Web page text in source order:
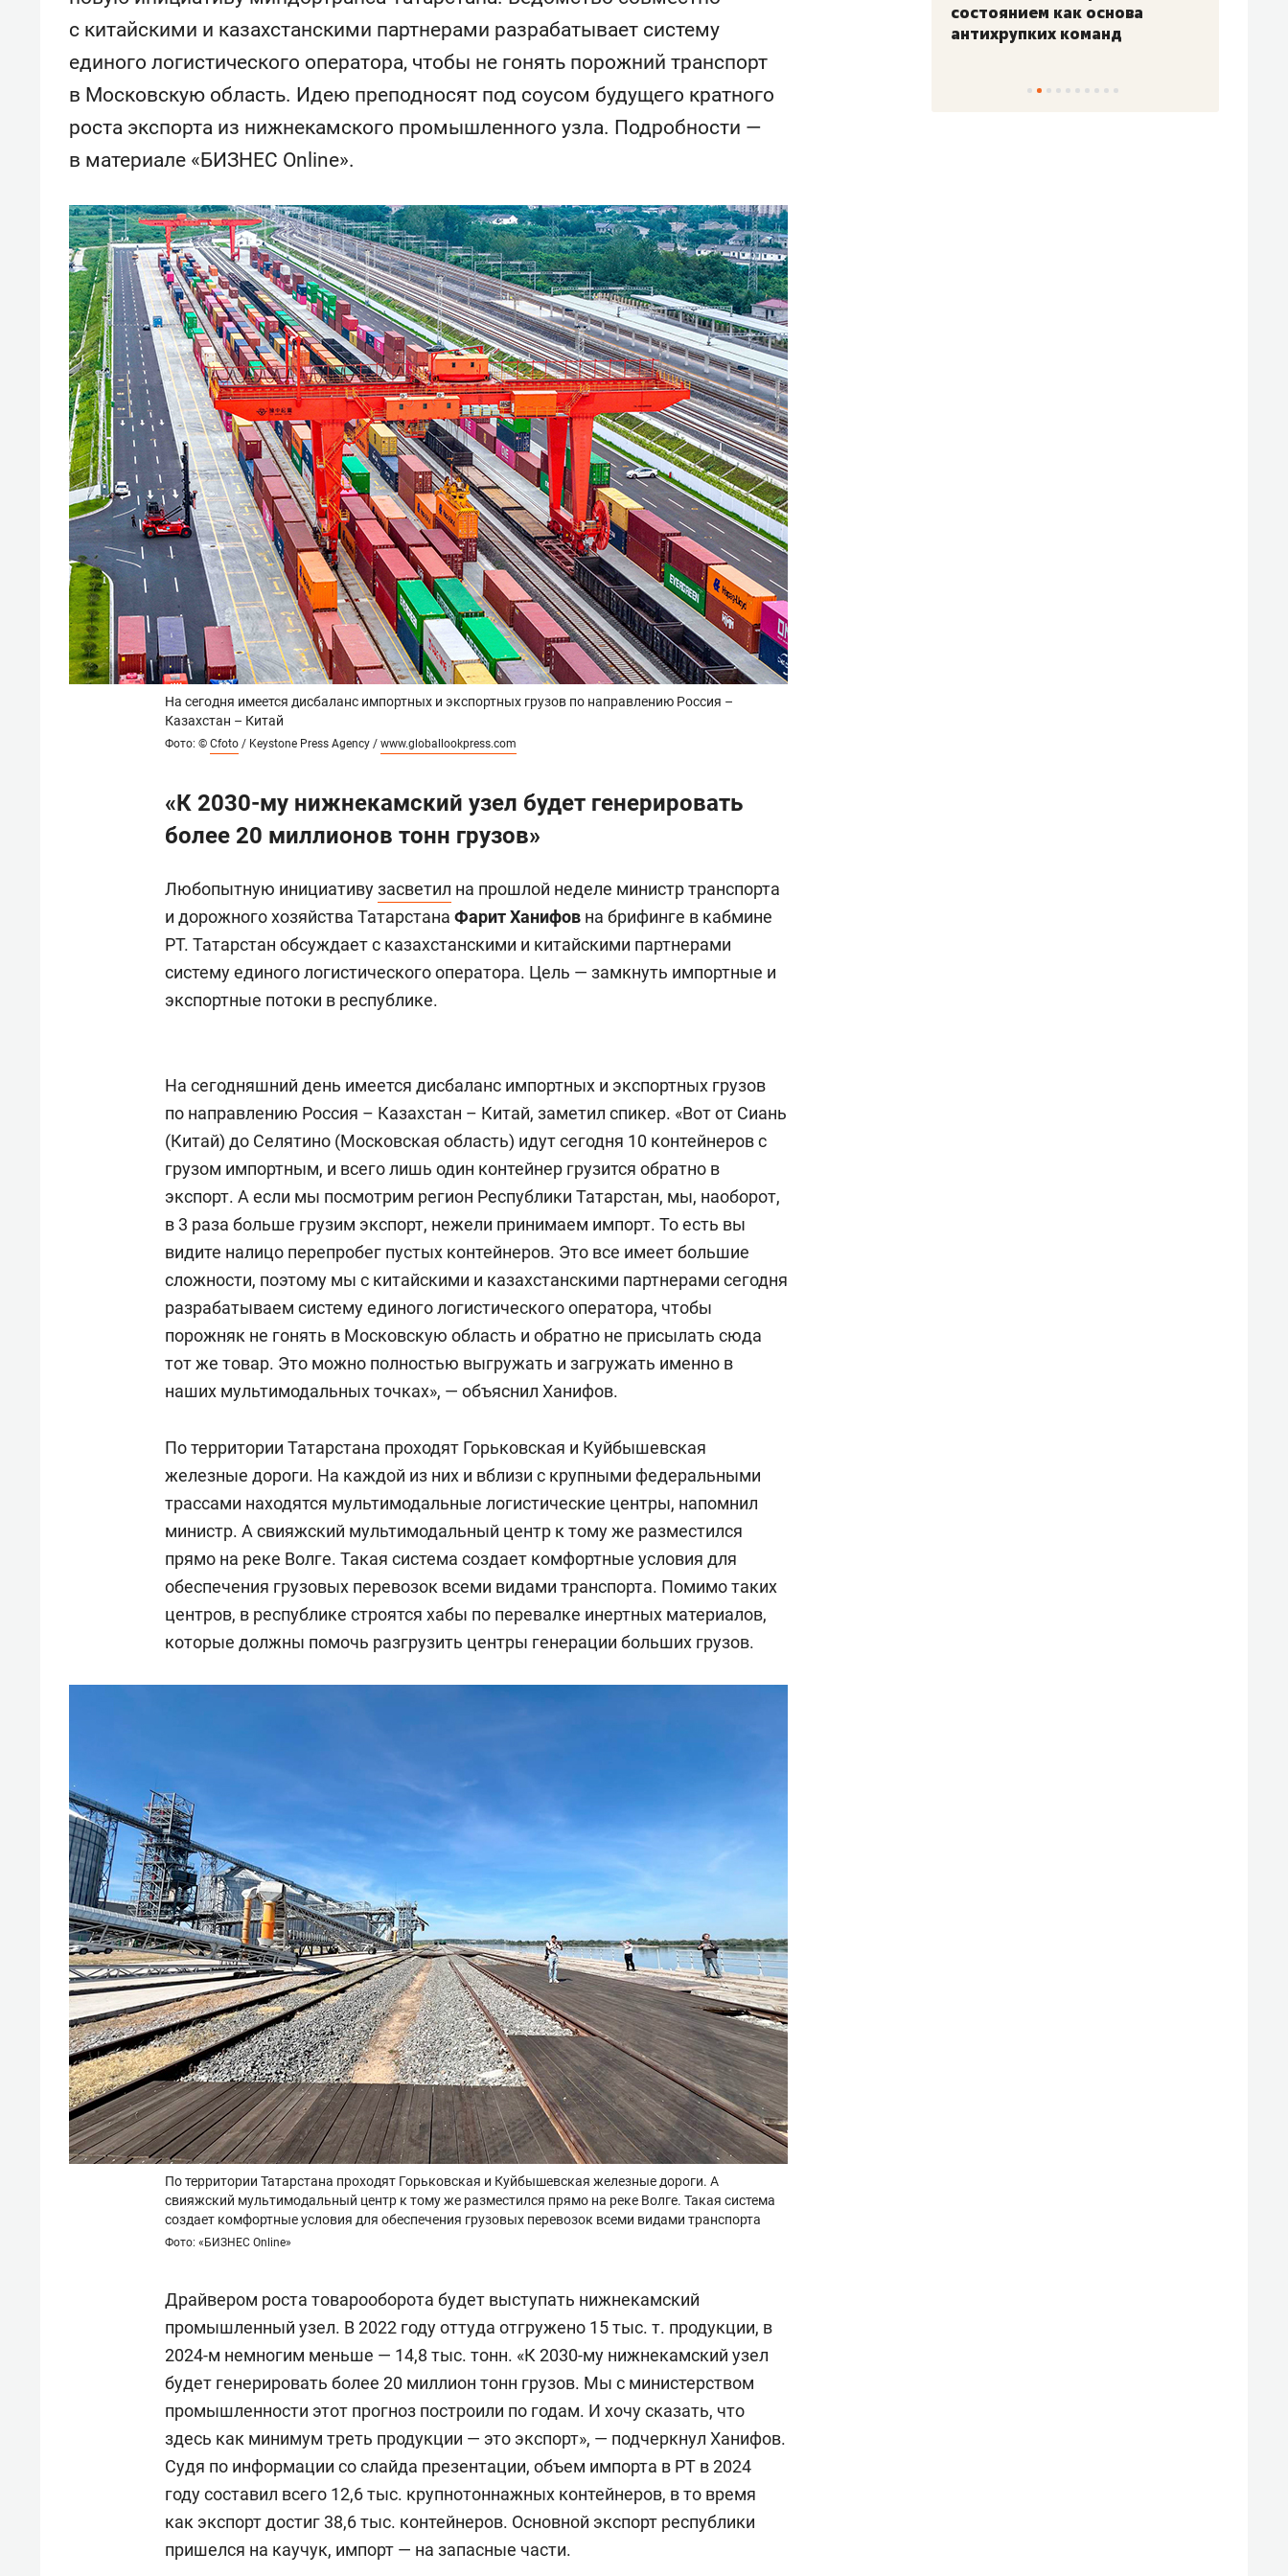
с китайскими и казахстанскими партнерами разрабатывает систему
единого логистического оператора, чтобы не гонять порожний транспорт
в Московскую область. Идею преподносят под соусом будущего кратного
роста экспорта из нижнекамского промышленного узла. Подробности —
в материале «БИЗНЕС Online».
На сегодня имеется дисбаланс импортных и экспортных грузов по направлению Россия –
Казахстан – Китай
Фото: © Cfoto / Keystone Press Agency / www.globallookpress.com
«К 2030-му нижнекамский узел будет генерировать
более 20 миллионов тонн грузов»
Любопытную инициативузасветил на прошлой неделе министр транспорта
и дорожного хозяйства Татарстана Фарит Ханифов на брифинге в кабмине
РТ. Татарстан обсуждает с казахстанскими и китайскими партнерами
систему единого логистического оператора. Цель — замкнуть импортные и
экспортные потоки в республике.
На сегодняшний день имеется дисбаланс импортных и экспортных грузов
по направлению Россия – Казахстан – Китай, заметил спикер. «Вот от Сиань
(Китай) до Селятино (Московская область) идут сегодня 10 контейнеров с
грузом импортным, и всего лишь один контейнер грузится обратно в
экспорт. А если мы посмотрим регион Республики Татарстан, мы, наоборот,
в 3 раза больше грузим экспорт, нежели принимаем импорт. То есть вы
видите налицо перепробег пустых контейнеров. Это все имеет большие
сложности, поэтому мы с китайскими и казахстанскими партнерами сегодня
разрабатываем систему единого логистического оператора, чтобы
порожняк не гонять в Московскую область и обратно не присылать сюда
тот же товар. Это можно полностью выгружать и загружать именно в
наших мультимодальных точках», — объяснил Ханифов.
По территории Татарстана проходят Горьковская и Куйбышевская
железные дороги. На каждой из них и вблизи с крупными федеральными
трассами находятся мультимодальные логистические центры, напомнил
министр. А свияжский мультимодальный центр к тому же разместился
прямо на реке Волге. Такая система создает комфортные условия для
обеспечения грузовых перевозок всеми видами транспорта. Помимо таких
центров, в республике строятся хабы по перевалке инертных материалов,
которые должны помочь разгрузить центры генерации больших грузов.
По территории Татарстана проходят Горьковская и Куйбышевская железные дороги. А
свияжский мультимодальный центр к тому же разместился прямо на реке Волге. Такая система
создает комфортные условия для обеспечения грузовых перевозок всеми видами транспорта
Фото: «БИЗНЕС Online»
Драйвером роста товарооборота будет выступать нижнекамский
промышленный узел. В 2022 году оттуда отгружено 15 тыс. т. продукции, в
2024-м немногим меньше — 14,8 тыс. тонн. «К 2030-му нижнекамский узел
будет генерировать более 20 миллион тонн грузов. Мы с министерством
промышленности этот прогноз построили по годам. И хочу сказать, что
здесь как минимум треть продукции — это экспорт», — подчеркнул Ханифов.
Судя по информации со слайда презентации, объем импорта в РТ в 2024
году составил всего 12,6 тыс. крупнотоннажных контейнеров, в то время
как экспорт достиг 38,6 тыс. контейнеров. Основной экспорт республики
пришелся на каучук, импорт — на запасные части.
антихрупких команд
«Гонка Героев»